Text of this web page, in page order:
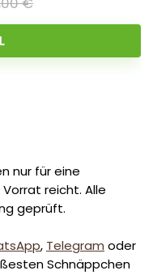
nur für eine
reicht. Alle
geprüft.
, Telegram oder
Schnäppchen